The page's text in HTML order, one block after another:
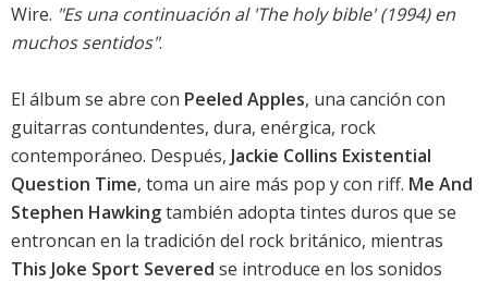
Wire. "Es una continuación al 'The holy bible' (1994) en
muchos sentidos".
El álbum se abre con Peeled Apples, una canción con
guitarras contundentes, dura, enérgica, rock
contemporáneo. Después, Jackie Collins Existential
Question Time, toma un aire más pop y con riff. Me And
Stephen Hawkingtambién adopta tintes duros que se
entroncan en la tradición del rock británico, mientras
This Joke Sport Severed se introduce en los sonidos